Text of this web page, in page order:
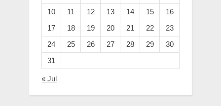
10
11 12 13 14 15
16
17
18 19 20 21 22
23
24
25 26 27 28 29
30
31
« Jul